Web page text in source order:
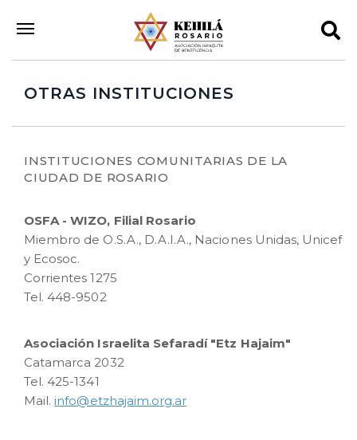
OTRAS INSTITUCIONES
INSTITUCIONES COMUNITARIAS DE LA
CIUDAD DE ROSARIO
OSFA - WIZO, Filial Rosario
Miembro de O.S.A., D.A.I.A., Naciones Unidas, Unicef
y Ecosoc.
Corrientes 1275
Tel. 448-9502
Asociación Israelita Sefaradí "Etz Hajaim"
Catamarca 2032
Tel. 425-1341
Mail.info@etzhajaim.org.ar